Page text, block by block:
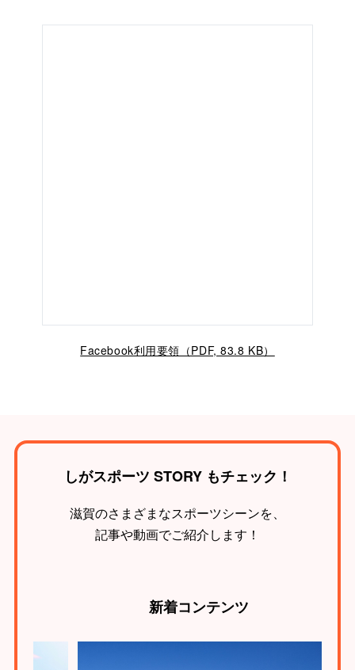
Facebook利用要領（PDF, 83.8 KB）
しがスポーツ STORY もチェック！
滋賀のさまざまなスポーツシーンを、
記事や動画でご紹介します！
新着コンテンツ